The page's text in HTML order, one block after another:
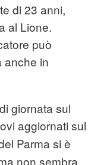
di 23 anni,
al Lione.
può
anche in
giornata sul
aggiornati sul
Parma si è
non sembra